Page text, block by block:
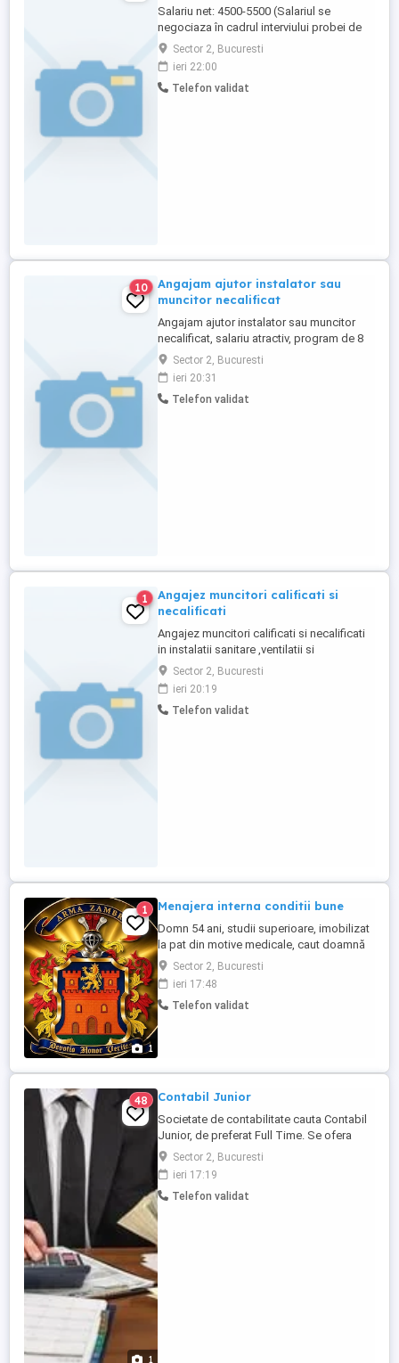
Salariu net: 4500-5500 (Salariul se
negociaza în cadrul interviului probei de
lucru) Cerinte Experienta in sudura pe
oteluri subtiri in carne 1,5 5mm Cunostinte
de lacatuserie in vederea asamblarii
pieselor pentru sudat Orientare spre
Sector 2, Bucuresti
ieri 22:00
Telefon validat
10
Angajam ajutor instalator sau
muncitor necalificat
Angajam ajutor instalator sau muncitor
necalificat, salariu atractiv, program de 8
ore.Sector 2, Bucuresti
ieri 20:31
Telefon validat
1
Angajez muncitori calificati si
necalificati
Angajez muncitori calificati si necalificati
in instalatii sanitare ,ventilatii si
climatizare. Ofer transport pana la locul de
munca sau masina daca esti posesor de
permis de conducere, Pentru mai multe
detalii ma puteti contacta la nr de telefon
Sector 2, Bucuresti
ieri 20:19
Telefon validat
1
1 Menajera interna conditii bune
Domn 54 ani, studii superioare, imobilizat
la pat din motive medicale, caut doamnă
prezentabilă, open-minded, cu permis
auto, pentru relație companie și ajutor în
gospodărie. Ofer cazare, suport financiar
total și acoperirea tuturor cheltuielilor.
Sector 2, Bucuresti
ieri 17:48
Telefon validat
1
48 Contabil Junior
Societate de contabilitate cauta Contabil
Junior, de preferat Full Time. Se ofera
salariu fix, prime. Cerinte: Seriozitate,
ambitie, capacitate buna de comunicare si
interactiune sociala, buna concentrare,
cunostinte microsoft office, windows.
Sector 2, Bucuresti
ieri 17:19
Telefon validat